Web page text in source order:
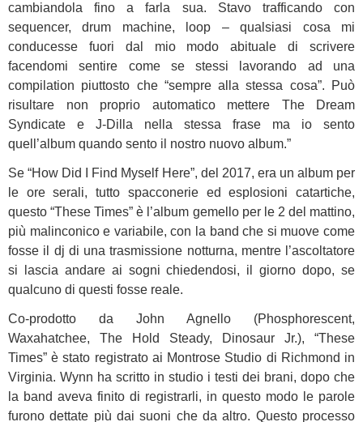
cambiandola fino a farla sua. Stavo trafficando con
sequencer, drum machine, loop – qualsiasi cosa mi
conducesse fuori dal mio modo abituale di scrivere
facendomi sentire come se stessi lavorando ad una
compilation piuttosto che “sempre alla stessa cosa”. Può
risultare non proprio automatico mettere The Dream
Syndicate e J-Dilla nella stessa frase ma io sento
quell’album quando sento il nostro nuovo album.”
Se “How Did I Find Myself Here”, del 2017, era un album per
le ore serali, tutto spacconerie ed esplosioni catartiche,
questo “These Times” è l’album gemello per le 2 del mattino,
più malinconico e variabile, con la band che si muove come
fosse il dj di una trasmissione notturna, mentre l’ascoltatore
si lascia andare ai sogni chiedendosi, il giorno dopo, se
qualcuno di questi fosse reale.
Co-prodotto da John Agnello (Phosphorescent,
Waxahatchee, The Hold Steady, Dinosaur Jr.), “These
Times” è stato registrato ai Montrose Studio di Richmond in
Virginia. Wynn ha scritto in studio i testi dei brani, dopo che
la band aveva finito di registrarli, in questo modo le parole
furono dettate più dai suoni che da altro. Questo processo